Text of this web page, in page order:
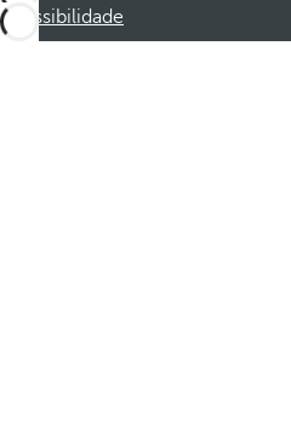
Acessibilidade